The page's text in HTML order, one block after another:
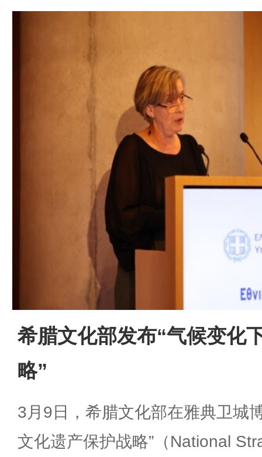
希腊文化部发布“气候变化
略”
3月9日，希腊文化部在雅典卫城
文化遗产保护战略”（National